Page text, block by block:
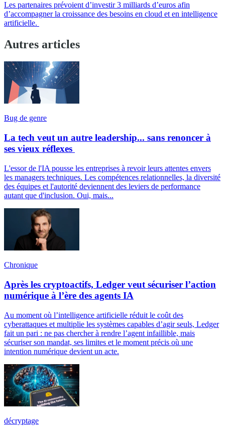
Les partenaires prévoient d’investir 3 milliards d’euros afin
d’accompagner la croissance des besoins en cloud et en intelligence
artificielle.
Autres articles
Bug de genre
La tech veut un autre leadership... sans renoncer à
ses vieux réflexes
L'essor de l'IA pousse les entreprises à revoir leurs attentes envers
les managers techniques. Les compétences relationnelles, la diversité
des équipes et l'autorité deviennent des leviers de performance
autant que d'inclusion. Oui, mais...
Chronique
Après les cryptoactifs, Ledger veut sécuriser l’action
numérique à l’ère des agents IA
Au moment où l’intelligence artificielle réduit le coût des
cyberattaques et multiplie les systèmes capables d’agir seuls, Ledger
fait un pari : ne pas chercher à rendre l’agent infaillible, mais
sécuriser son mandat, ses limites et le moment précis où une
intention numérique devient un acte.
décryptage